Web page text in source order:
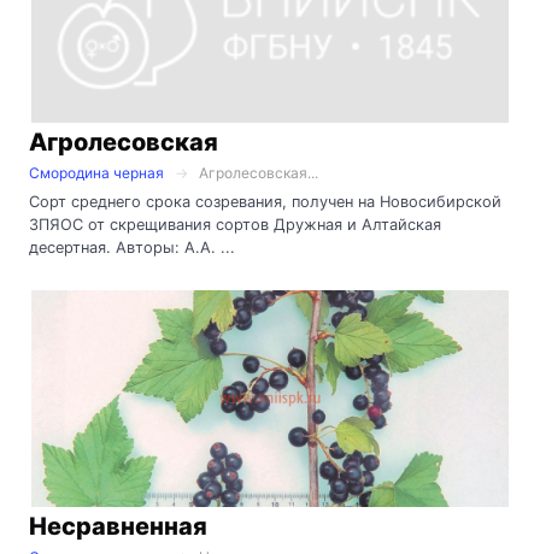
Агролесовская
Смородина черная
Агролесовская...
Сорт среднего срока созревания, получен на Новосибирской
ЗПЯОС от скрещивания сортов Дружная и Алтайская
десертная. Авторы: А.А. ...
Несравненная